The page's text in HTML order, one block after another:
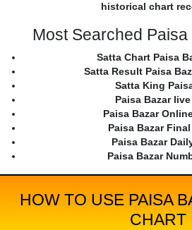
historical chart
Most Searched Paisa
Satta Chart Paisa
Satta Result Paisa
Satta King
Paisa Bazar
Paisa Bazar
Paisa Bazar
Paisa Bazar
Paisa Bazar
HOW TO USE PAISA
CHART